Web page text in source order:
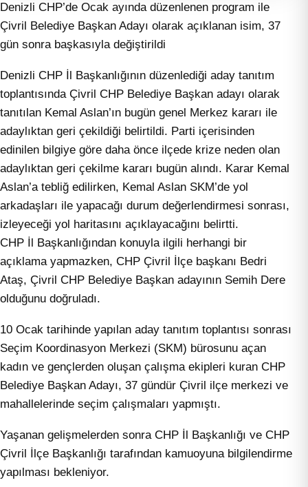
Denizli CHP’de Ocak ayında düzenlenen program ile
Çivril Belediye Başkan Adayı olarak açıklanan isim, 37
gün sonra başkasıyla değiştirildi
Denizli CHP İl Başkanlığının düzenlediği aday tanıtım
toplantısında Çivril CHP Belediye Başkan adayı olarak
tanıtılan Kemal Aslan’ın bugün genel Merkez kararı ile
adaylıktan geri çekildiği belirtildi. Parti içerisinden
edinilen bilgiye göre daha önce ilçede krize neden olan
adaylıktan geri çekilme kararı bugün alındı. Karar Kemal
Aslan’a tebliğ edilirken, Kemal Aslan SKM’de yol
arkadaşları ile yapacağı durum değerlendirmesi sonrası,
izleyeceği yol haritasını açıklayacağını belirtti.
CHP İl Başkanlığından konuyla ilgili herhangi bir
açıklama yapmazken, CHP Çivril İlçe başkanı Bedri
Ataş, Çivril CHP Belediye Başkan adayının Semih Dere
olduğunu doğruladı.
10 Ocak tarihinde yapılan aday tanıtım toplantısı sonrası
Seçim Koordinasyon Merkezi (SKM) bürosunu açan
kadın ve gençlerden oluşan çalışma ekipleri kuran CHP
Belediye Başkan Adayı, 37 gündür Çivril ilçe merkezi ve
mahallelerinde seçim çalışmaları yapmıştı.
Yaşanan gelişmelerden sonra CHP İl Başkanlığı ve CHP
Çivril İlçe Başkanlığı tarafından kamuoyuna bilgilendirme
yapılması bekleniyor.